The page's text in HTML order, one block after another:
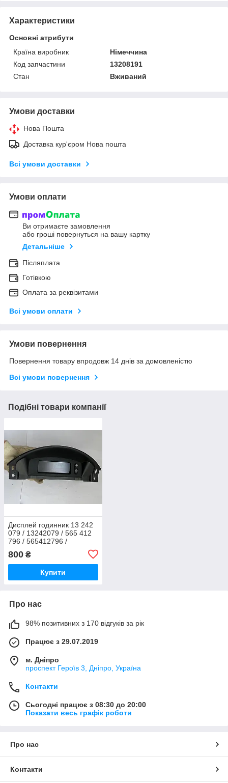
Характеристики
Основні атрибути
Країна виробник
Німеччина
Код запчастини
13208191
Стан
Вживаний
Умови доставки
Нова Пошта
Доставка кур'єром Нова пошта
Всі умови доставки
Умови оплати
Ви отримаєте замовлення
або гроші повернуться на вашу картку
Детальніше
Післяплата
Готівкою
Оплата за реквізитами
Всі умови оплати
Умови повернення
Повернення товару впродовж 14 днів за домовленістю
Всі умови повернення
Подібні товари компанії
Дисплей годинник 13 242
079 / 13242079 / 565 412
796 / 565412796 /
28117436-0 / 281174360
800 ₴
Купити
Про нас
98% позитивних з 170 відгуків за рік
Працює з 29.07.2019
м. Дніпро
проспект Героїв 3, Дніпро, Україна
Контакти
Сьогодні працює з 08:30 до 20:00
Показати весь графік роботи
Про нас
Контакти